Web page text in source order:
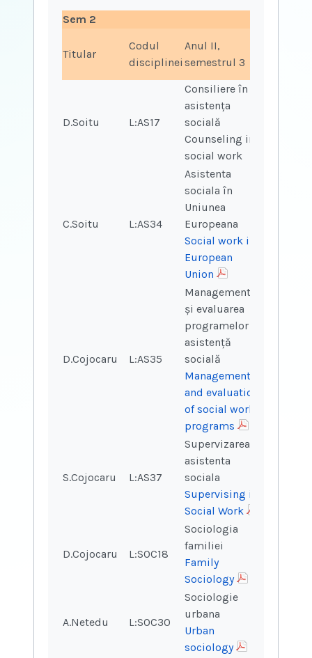
Sem 2
Titular
Codul
disciplinei
Anul II,
semestrul 3
D.Soitu L:AS17
Consiliere în
asistența
socială
Counseling in
social work
C.Soitu L:AS34
Asistenta
sociala în
Uniunea
Europeana
Social work in
European
Union
D.Cojocaru L:AS35
Managementul
și evaluarea
programelor de
asistență
socială
Management
and evaluation
of social work
programs
S.Cojocaru L:AS37
Supervizarea in
asistenta
sociala
Supervising in
Social Work
D.Cojocaru L:SOC18
Sociologia
familiei
Family
Sociology
A.Netedu L:SOC30
Sociologie
urbana
Urban
sociology